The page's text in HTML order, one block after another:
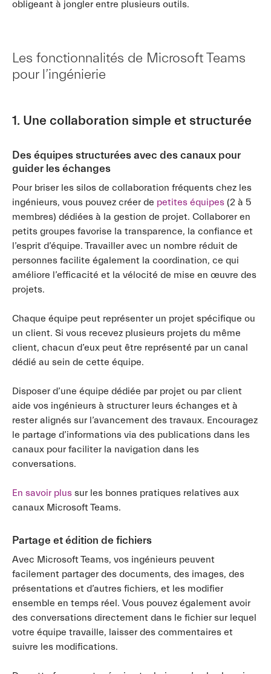
obligeant à jongler entre plusieurs outils.
Les fonctionnalités de Microsoft Teams
pour l’ingénierie
1. Une collaboration simple et structurée
Des équipes structurées avec des canaux pour
guider les échanges
Pour briser les silos de collaboration fréquents chez les
ingénieurs, vous pouvez créer de petites équipes (2 à 5
membres) dédiées à la gestion de projet. Collaborer en
petits groupes favorise la transparence, la confiance et
l’esprit d’équipe. Travailler avec un nombre réduit de
personnes facilite également la coordination, ce qui
améliore l’efficacité et la vélocité de mise en œuvre des
projets.
Chaque équipe peut représenter un projet spécifique ou
un client. Si vous recevez plusieurs projets du même
client, chacun d’eux peut être représenté par un canal
dédié au sein de cette équipe.
Disposer d’une équipe dédiée par projet ou par client
aide vos ingénieurs à structurer leurs échanges et à
rester alignés sur l’avancement des travaux. Encouragez
le partage d’informations via des publications dans les
canaux pour faciliter la navigation dans les
conversations.
En savoir plus sur les bonnes pratiques relatives aux
canaux Microsoft Teams.
Partage et édition de fichiers
Avec Microsoft Teams, vos ingénieurs peuvent
facilement partager des documents, des images, des
présentations et d’autres fichiers, et les modifier
ensemble en temps réel. Vous pouvez également avoir
des conversations directement dans le fichier sur lequel
votre équipe travaille, laisser des commentaires et
suivre les modifications.